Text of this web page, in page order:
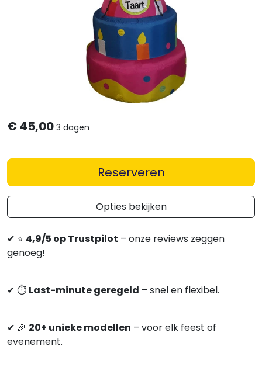
€ 45,00 3 dagen
Reserveren
Opties bekijken
✔ ⭐ 4,9/5 op Trustpilot – onze reviews zeggen
genoeg!
✔ ⏱ Last-minute geregeld – snel en flexibel.
✔ 🎉 20+ unieke modellen – voor elk feest of
evenement.